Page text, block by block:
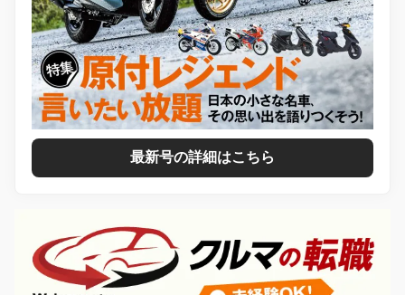
最新号の詳細はこちら